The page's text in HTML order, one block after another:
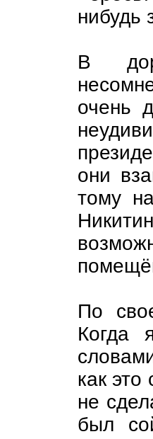
нибудь
В
очень
они
тому
По
Когда
как
не
был